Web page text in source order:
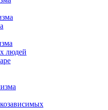
людей